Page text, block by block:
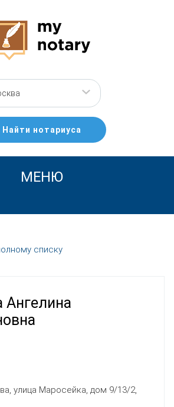
Найти нотариуса
МЕНЮ
списку
Ангелина
улица Маросейка, дом 9/13/2,